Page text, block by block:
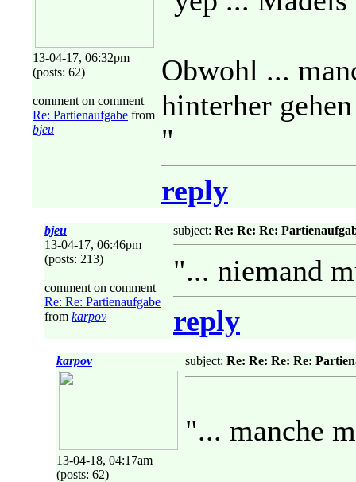
13-04-17, 06:32pm
(posts: 62)
comment on comment
Re: Partienaufgabe from
bjeu
Obwohl ...
hinterher
"
reply
bjeu
13-04-17, 06:46pm
(posts: 213)
comment on comment
Re: Re: Partienaufgabe
from karpov
subject: Re: Re: Re:
"... niemand
reply
karpov
13-04-18, 04:17am
(posts: 62)
subject: Re: Re: Re: Re:
"... manche